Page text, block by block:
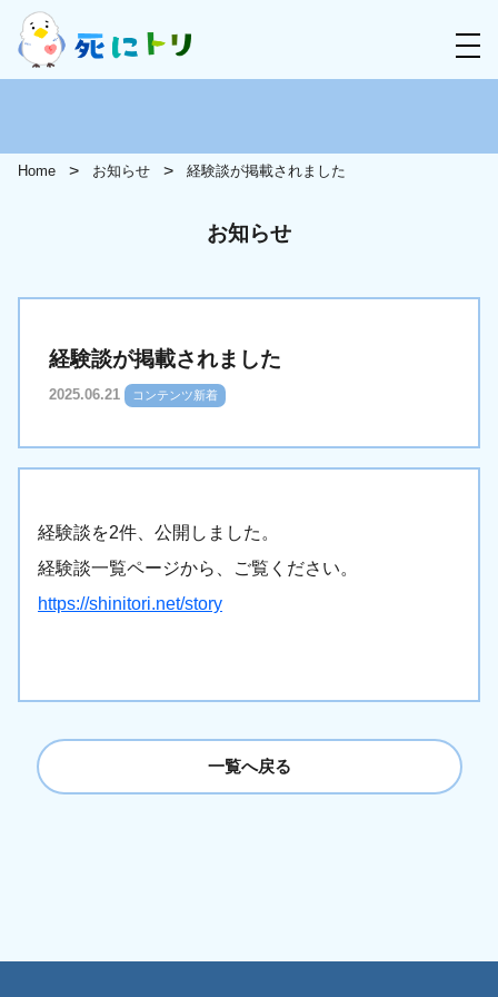
Home お知らせ 経験談が掲載されました
お知らせ
経験談が掲載されました
2025.06.21 コンテンツ新着
経験談を2件、公開しました。
経験談一覧ページから、ご覧ください。
https://shinitori.net/story
一覧へ戻る